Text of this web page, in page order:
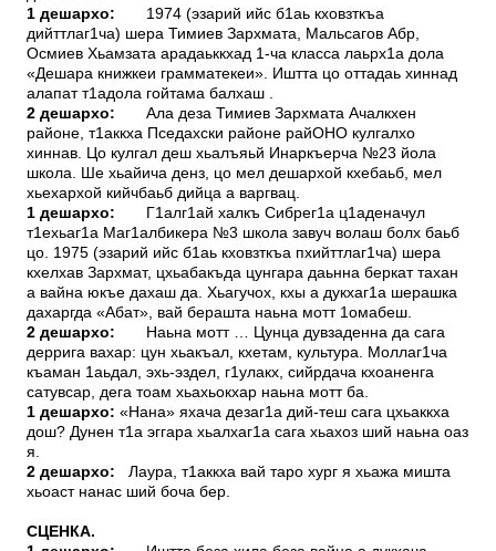
1 дешархо: 1974 (эзарий ийс б1аь кховзткъа
дийттлаг1ча) шера Тимиев Зархмата, Мальсагов Абр,
Осмиев Хьамзата арадаьккхад 1-ча класса лаьрх1а дола
«Дешара книжкеи грамматекеи». Иштта цо оттадаь хиннад
алапат т1адола гойтама балхаш .
2 дешархо: Ала деза Тимиев Зархмата Ачалкхен
районе, т1аккха Пседахски районе райОНО кулгалхо
хиннав. Цо кулгал деш хьалъяьй Инаркъерча №23 йола
школа. Ше хьайича денз, цо мел дешархой кхебаьб, мел
хьехархой кийчбаьб дийца а варгвац.
1 дешархо:
Г1алг1ай халкъ Сибрег1а ц1аденачул
т1ехьаг1а Маг1албикера №3 школа завуч волаш болх баьб
цо. 1975 (эзарий ийс б1аь кховзткъа пхийттлаг1ча) шера
кхелхав Зархмат, цхьабакъда цунгара даьнна беркат тахан
а вайна юкъе дахаш да. Хьагучох, кхы а дукхаг1а шерашка
дахаргда «Абат», вай берашта наьна мотт 1омабеш.
2 дешархо: Наьна мотт … Цунца дувзаденна да сага
деррига вахар: цун хьакъал, кхетам, культура. Моллаг1ча
къаман 1аьдал, эхь-эздел, г1улакх, сийрдача кхоаненга
сатувсар, дега тоам хьахьокхар наьна мотт ба.
1 дешархо: «Нана» яхача дезаг1а дий-теш сага цхьаккха
дош? Дунен т1а эггара хьалхаг1а сага хьахоз ший наьна оаз
я.
2 дешархо:
Лаура, т1аккха вай таро хург я хьажа мишта
хьоаст нанас ший боча бер.
СЦЕНКА.